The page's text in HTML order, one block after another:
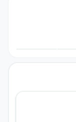
اما از
«امتحان
بیست